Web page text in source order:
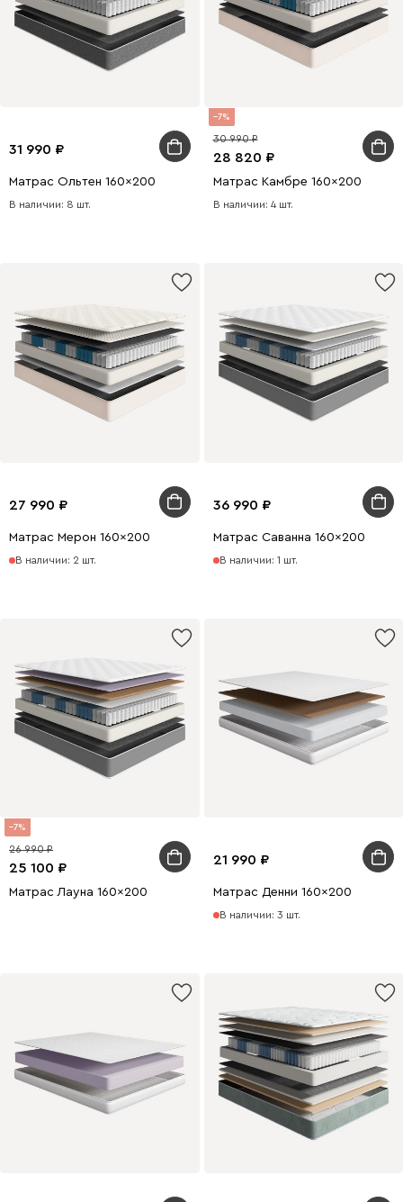
31 990
Матрас Ольтен 160x200
В наличии: 8 шт.
7
28 820
30 990
Матрас Камбре 160x200
В наличии: 4 шт.
27 990
Матрас Мерон 160x200
В наличии: 2 шт.
36 990
Матрас Саванна 160x200
В наличии: 1 шт.
7
25 100
26 990
Матрас Лауна 160x200
21 990
Матрас Денни 160x200
В наличии: 3 шт.